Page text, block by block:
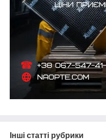
Інші статті рубрики